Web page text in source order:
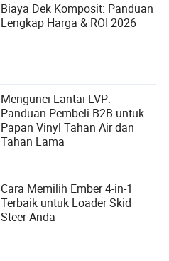
Biaya Dek Komposit: Panduan
Lengkap Harga & ROI 2026
Mengunci Lantai LVP:
Panduan Pembeli B2B untuk
Papan Vinyl Tahan Air dan
Tahan Lama
Cara Memilih Ember 4-in-1
Terbaik untuk Loader Skid
Steer Anda